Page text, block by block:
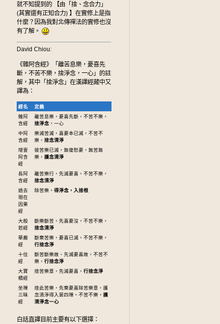
就不知提到的 【由「捨、念合力」
(其實還有正知合力) 】在實修上是指
什麼？因為我對北傳禪法的實修也沒
有了解。
David Chiou:
《雜阿含經》「離苦息樂，憂喜先
斷，不苦不樂，捨淨念，一心」的註
解，其中「捨淨念」在漢譯經藏中又
譯為：
經名
定義
雜阿
含經
離苦息樂，憂喜先斷，不苦不樂，
捨淨念，一心
中阿
含經
樂滅苦滅，喜憂本已滅，不苦不
樂， 捨念清淨
增壹
阿含
經
彼苦樂已滅，無復愁憂，無苦無
樂， 護念清淨
長阿
含經
離苦樂行，先滅憂喜，不苦不樂，
捨念清淨
過去
現在
因果
經
除苦樂， 得淨念，入捨根
大般
若經
斷樂斷苦，先喜憂沒，不苦不樂，
捨念清淨
華嚴
經
斷棄苦樂，憂喜已滅，不苦不樂，
行捨念淨
十住
經
斷苦斷樂故、先滅憂喜故，不苦不
樂， 行捨念淨
大寶
積經
捨苦樂意，先滅憂喜， 行捨念淨
坐禪
三昧
經
捨此苦樂，先棄憂喜除苦樂意，護
念清淨得入第四禪。不苦不樂， 護
清淨念一心
白話直譯目前主要有以下選擇：